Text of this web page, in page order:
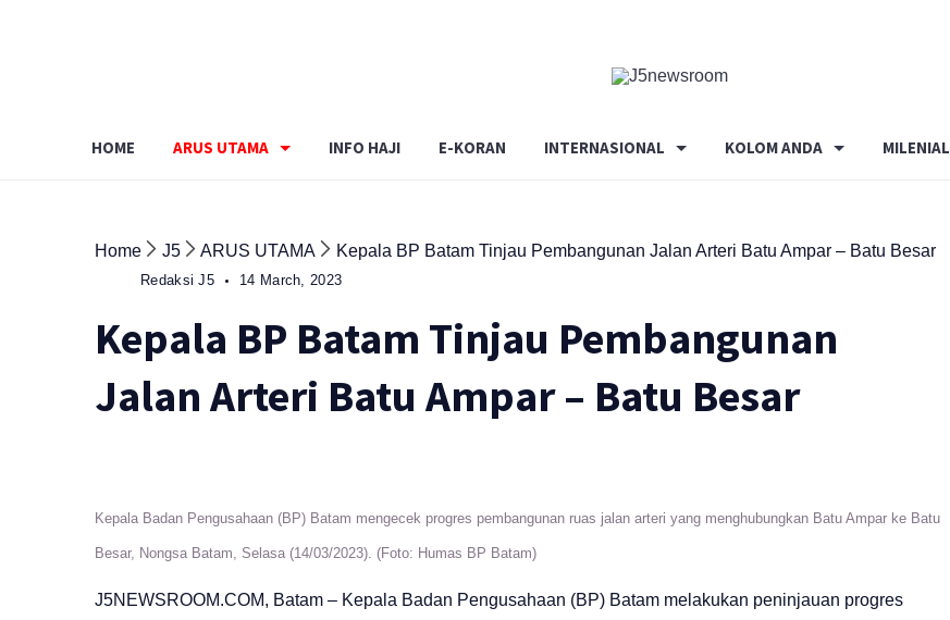
Pers
✔️
HOME ARUS UTAMA INFO HAJI E-KORAN INTERNASIONAL KOLOM ANDA MILENIAL
Home J5 ARUS UTAMA Kepala BP Batam Tinjau Pembangunan Jalan Arteri Batu Ampar – Batu Besar
Redaksi J5 14 March, 2023
Kepala BP Batam Tinjau Pembangunan
Jalan Arteri Batu Ampar – Batu Besar
Kepala Badan Pengusahaan (BP) Batam mengecek progres pembangunan ruas jalan arteri yang menghubungkan Batu Ampar ke Batu
Besar, Nongsa Batam, Selasa (14/03/2023). (Foto: Humas BP Batam)
J5NEWSROOM.COM, Batam – Kepala Badan Pengusahaan (BP) Batam melakukan peninjauan progres